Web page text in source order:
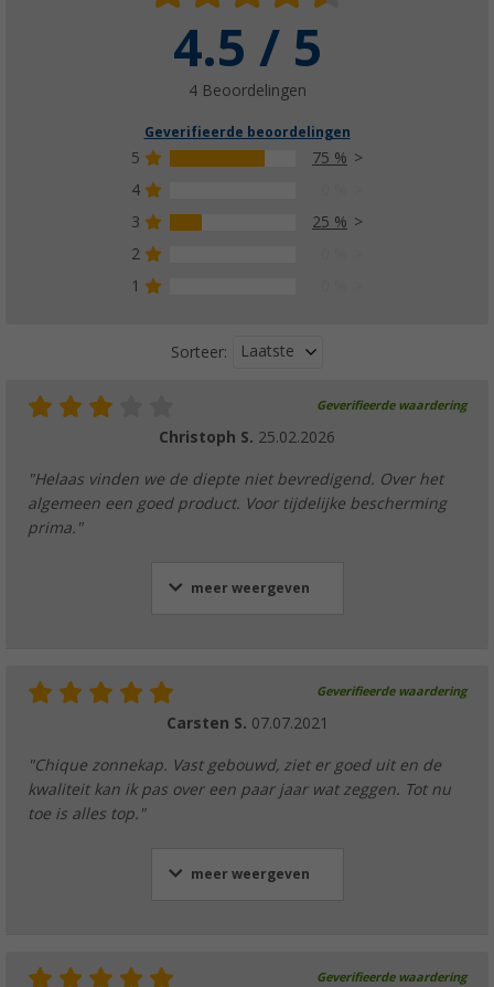
4.5 / 5
4 Beoordelingen
Geverifieerde beoordelingen
5
75 %
4
3
25 %
2
1
Sorteer: Laatste
Geverifieerde waardering
Christoph S. 25.02.2026
"Helaas vinden we de diepte niet bevredigend. Over het
algemeen een goed product. Voor tijdelijke bescherming
prima."
meer weergeven
Geverifieerde waardering
Carsten S. 07.07.2021
"Chique zonnekap. Vast gebouwd, ziet er goed uit en de
kwaliteit kan ik pas over een paar jaar wat zeggen. Tot nu
toe is alles top."
meer weergeven
Geverifieerde waardering